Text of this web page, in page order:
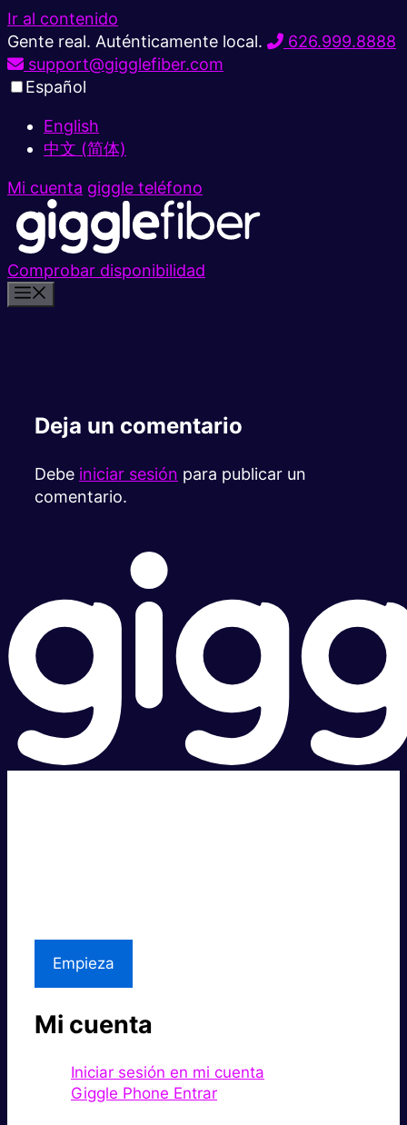
Ir al contenido
Gente real. Auténticamente local.
626.999.8888
support@gigglefiber.com
Español
English
中文 (简体)
Mi cuenta giggle teléfono
Comprobar disponibilidad
Deja un comentario
Debe iniciar sesión para publicar un
comentario.
Empieza
Mi cuenta
Iniciar sesión en mi cuenta
Giggle Phone Entrar